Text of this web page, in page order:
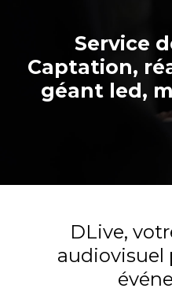
Service
Captation,
géant led,
DLive,
audiovisuel